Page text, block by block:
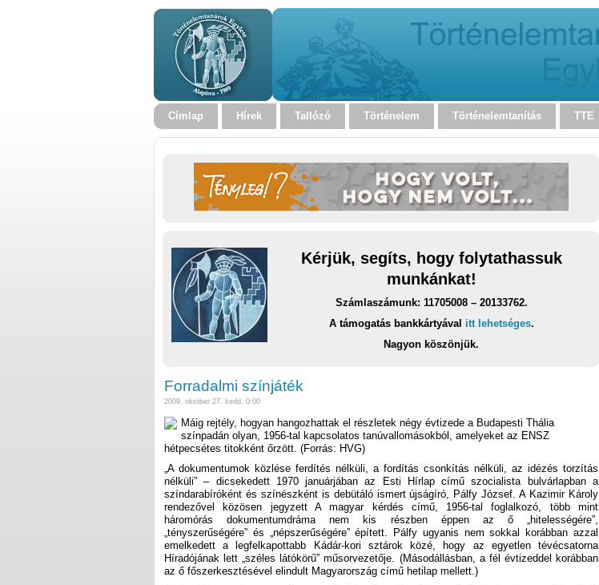
Címlap Hírek Tallózó Történelem Történelemtanítás TTE
Kérjük, segíts, hogy folytathassuk
munkánkat!
Számlaszámunk: 11705008 – 20133762.
A támogatás bankkártyával itt lehetséges.
Nagyon köszönjük.
Forradalmi színjáték
2009. október 27. kedd, 0:00
Máig rejtély, hogyan hangozhattak el részletek négy évtizede a Budapesti Thália
színpadán olyan, 1956-tal kapcsolatos tanúvallomásokból, amelyeket az ENSZ
hétpecsétes titokként őrzött. (Forrás: HVG)
„A dokumentumok közlése ferdítés nélküli, a fordítás csonkítás nélküli, az idézés torzítás
nélküli” – dicsekedett 1970 januárjában az Esti Hírlap című szocialista bulvárlapban a
színdarabíróként és színészként is debütáló ismert újságíró, Pálfy József. A Kazimir Károly
rendezővel közösen jegyzett A magyar kérdés című, 1956-tal foglalkozó, több mint
háromórás dokumentumdráma nem kis részben éppen az ő „hitelességére”,
„tényszerűségére” és „népszerűségére” épített. Pálfy ugyanis nem sokkal korábban azzal
emelkedett a legfelkapottabb Kádár-kori sztárok közé, hogy az egyetlen tévécsatorna
Híradójának lett „széles látókörű” műsorvezetője. (Másodállásban, a fél évtizeddel korábban
az ő főszerkesztésével elindult Magyarország című hetilap mellett.)